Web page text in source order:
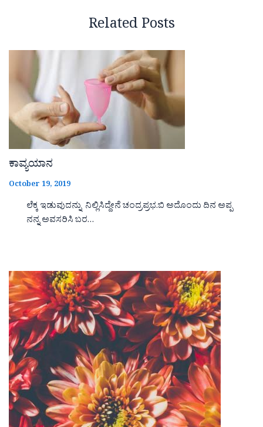
Related Posts
ಕಾವ್ಯಯಾನ
October 19, 2019
ಲೆಕ್ಕ ಇಡುವುದನ್ನು ನಿಲ್ಲಿಸಿದ್ದೇನೆ ಚಂದ್ರಪ್ರಭ.ಬಿ ಅದೊಂದು ದಿನ ಅಪ್ಪ
ನನ್ನ ಅವಸರಿಸಿ ಬರ…